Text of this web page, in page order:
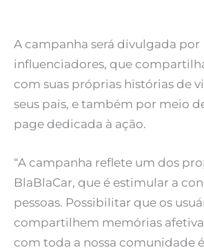
A campanha será divulgada por
influenciadores, que
com suas próprias histórias de
seus pais, e também por meio
page dedicada à ação.
“A campanha reflete um dos
BlaBlaCar, que é estimular a
pessoas. Possibilitar que os
compartilhem memórias
com toda a nossa comunidade